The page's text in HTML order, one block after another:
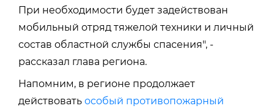
При необходимости будет задействован
мобильный отряд тяжелой техники и личный
состав областной службы спасения", -
рассказал глава региона.
Напомним, в регионе продолжает
действовать особый противопожарный